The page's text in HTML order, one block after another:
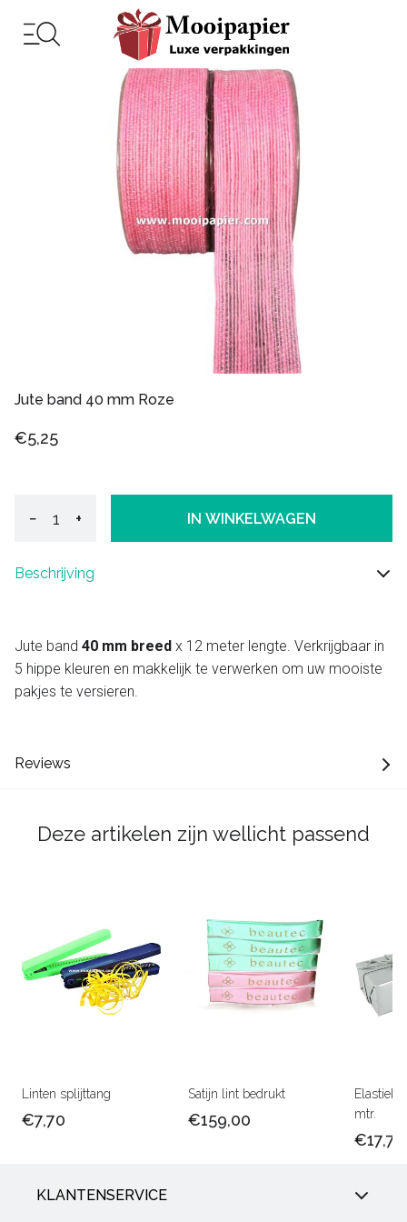
Jute band 40 mm Roze
€5,25
− + IN WINKELWAGEN
Beschrijving
Jute band 40 mm breed x 12 meter lengte. Verkrijgbaar in
5 hippe kleuren en makkelijk te verwerken om uw mooiste
pakjes te versieren.
Reviews
Deze artikelen zijn wellicht passend
Linten splijttang
€7,70
Satijn lint bedrukt
€159,00
Elastiek
mtr.
€17,75
KLANTENSERVICE